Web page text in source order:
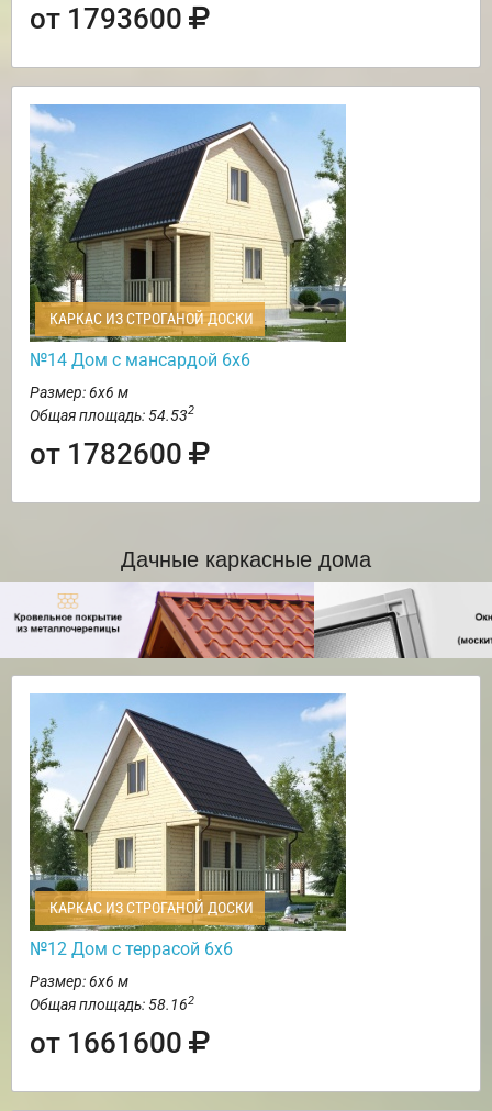
от 1793600
КАРКАС ИЗ СТРОГАНОЙ ДОСКИ
№14 Дом с мансардой 6х6
Размер: 6х6 м
Общая площадь: 54.532
от 1782600
Дачные каркасные дома
КАРКАС ИЗ СТРОГАНОЙ ДОСКИ
№12 Дом с террасой 6х6
Размер: 6х6 м
Общая площадь: 58.162
от 1661600